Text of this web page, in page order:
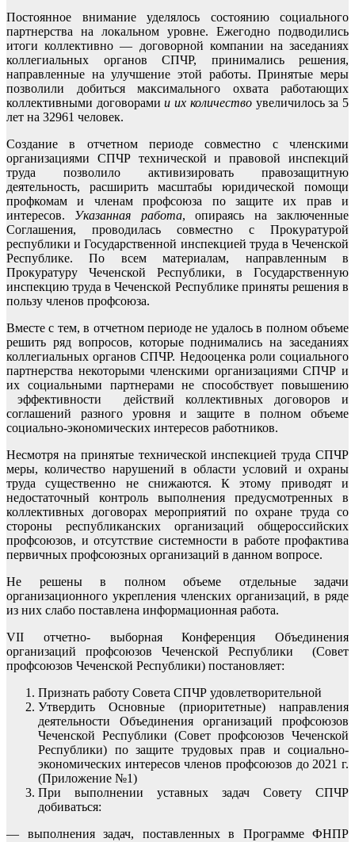
Постоянное внимание уделялось состоянию социального
партнерства на локальном уровне. Ежегодно подводились
итоги коллективно — договорной компании на заседаниях
коллегиальных органов СПЧР, принимались решения,
направленные на улучшение этой работы. Принятые меры
позволили добиться максимального охвата работающих
коллективными договорамии их количествоувеличилось за 5
лет на 32961 человек.
Создание в отчетном периоде совместно с членскими
организациями СПЧР технической и правовой инспекций
труда позволило активизировать правозащитную
деятельность, расширить масштабы юридической помощи
профкомам и членам профсоюза по защите их прав и
интересов. Указанная работа, опираясь на заключенные
Соглашения, проводилась совместно с Прокуратурой
республики и Государственной инспекцией труда в Чеченской
Республике. По всем материалам, направленным в
Прокуратуру Чеченской Республики, в Государственную
инспекцию труда в Чеченской Республике приняты решения в
пользу членов профсоюза.
Вместе с тем, в отчетном периоде не удалось в полном объеме
решить ряд вопросов, которые поднимались на заседаниях
коллегиальных органов СПЧР. Недооценка роли социального
партнерства некоторыми членскими организациями СПЧР и
их социальными партнерами не способствует повышению
эффективности действий коллективных договоров и
соглашений разного уровня и защите в полном объеме
социально-экономических интересов работников.
Несмотря на принятые технической инспекцией труда СПЧР
меры, количество нарушений в области условий и охраны
труда существенно не снижаются. К этому приводят и
недостаточный контроль выполнения предусмотренных в
коллективных договорах мероприятий по охране труда со
стороны республиканских организаций общероссийских
профсоюзов, и отсутствие системности в работе профактива
первичных профсоюзных организаций в данном вопросе.
Не решены в полном объеме отдельные задачи
организационного укрепления членских организаций, в ряде
из них слабо поставлена информационная работа.
VII отчетно- выборная Конференция Объединения
организаций профсоюзов Чеченской Республики (Совет
профсоюзов Чеченской Республики) постановляет:
Признать работу Совета СПЧР удовлетворительной
Утвердить Основные (приоритетные) направления
деятельности Объединения организаций профсоюзов
Чеченской Республики (Совет профсоюзов Чеченской
Республики) по защите трудовых прав и социально-
экономических интересов членов профсоюзов до 2021 г.
(Приложение №1)
При выполнении уставных задач Совету СПЧР
добиваться:
— выполнения задач, поставленных в Программе ФНПР